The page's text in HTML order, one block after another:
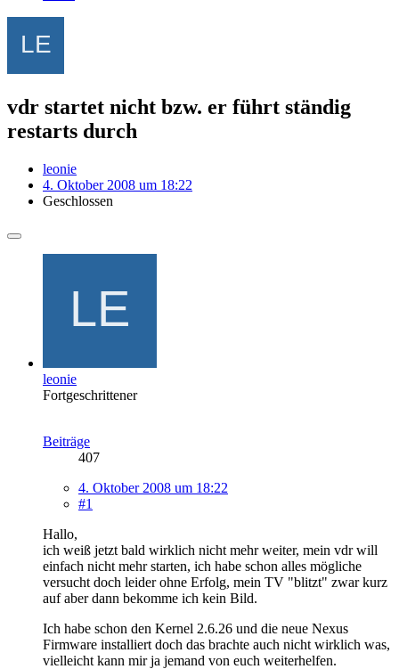
vdr startet nicht bzw. er führt ständig
restarts durch
leonie
4. Oktober 2008 um 18:22
Geschlossen
leonie
Fortgeschrittener
Beiträge
407
4. Oktober 2008 um 18:22
#1
Hallo,
ich weiß jetzt bald wirklich nicht mehr weiter, mein vdr will
einfach nicht mehr starten, ich habe schon alles mögliche
versucht doch leider ohne Erfolg, mein TV "blitzt" zwar kurz
auf aber dann bekomme ich kein Bild.
Ich habe schon den Kernel 2.6.26 und die neue Nexus
Firmware installiert doch das brachte auch nicht wirklich was,
vielleicht kann mir ja jemand von euch weiterhelfen.